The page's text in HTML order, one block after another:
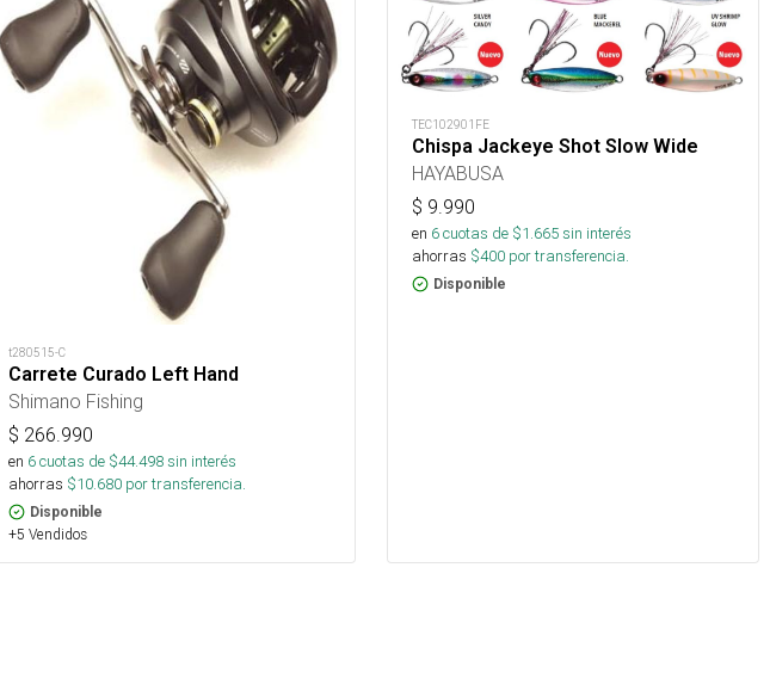
t280515-C
Carrete Curado Left Hand
Shimano Fishing
$ 266.990
en 6cuotas de $44.498sin interés
ahorras $10.680 por transferencia.
Disponible
+5 Vendidos
TEC102901FE
Chispa Jackeye Shot Slow Wide
HAYABUSA
$ 9.990
en 6cuotas de $1.665sin interés
ahorras $400 por transferencia.
Disponible